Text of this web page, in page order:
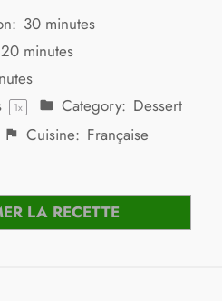
30 minutes
20 minutes
1x Category: Dessert
Cuisine: Française
LA RECETTE